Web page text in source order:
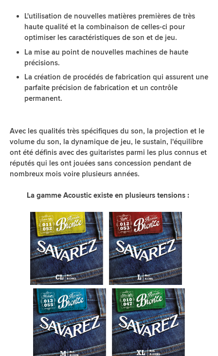
L'utilisation de nouvelles matières premières de très
haute qualité et la combinaison de celles-ci pour
optimiser les caractéristiques de son et de jeu.
La mise au point de nouvelles machines de haute
précisions.
La création de procédés de fabrication qui assurent une
parfaite précision de fabrication et un contrôle
permanent.
Avec les qualités très spécifiques du son, la projection et le
volume du son, la dynamique de jeu, le sustain, l'équilibre
ont été définis avec des guitaristes parmi les plus connus et
réputés qui les ont jouées sans concession pendant de
nombreux mois voire plusieurs années.
La gamme Acoustic existe en plusieurs tensions :